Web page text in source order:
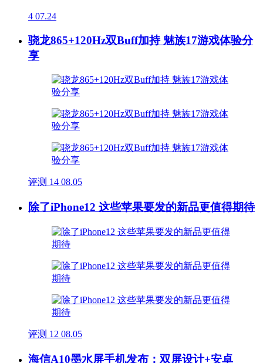
4 07.24
骁龙865+120Hz双Buff加持 魅族17游戏体验分
享
评测 14 08.05
除了iPhone12 这些苹果要发的新品更值得期待
评测 12 08.05
海信A10墨水屏手机发布：双屏设计+安卓